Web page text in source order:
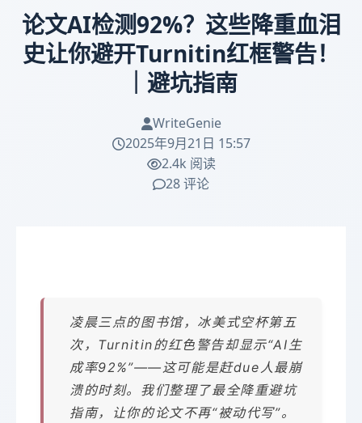
论文AI检测92%？这些降重血泪
史让你避开Turnitin红框警告！
｜避坑指南
WriteGenie
2025年9月21日 15:57
2.4k 阅读
28 评论
凌晨三点的图书馆，冰美式空杯第五
次，Turnitin的红色警告却显示“AI生
成率92%”——这可能是赶due人最崩
溃的时刻。我们整理了最全降重避坑
指南，让你的论文不再“被动代写”。